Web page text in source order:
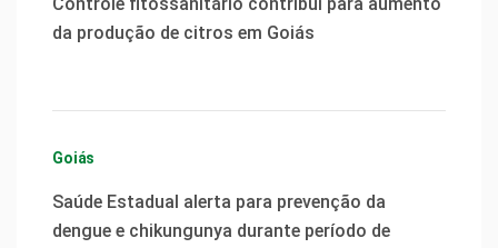
da produção de citros em Goiás
Goiás
Saúde Estadual alerta para prevenção da
dengue e chikungunya durante período de